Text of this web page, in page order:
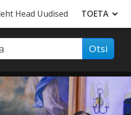
Head Uudised TOETA
Otsi